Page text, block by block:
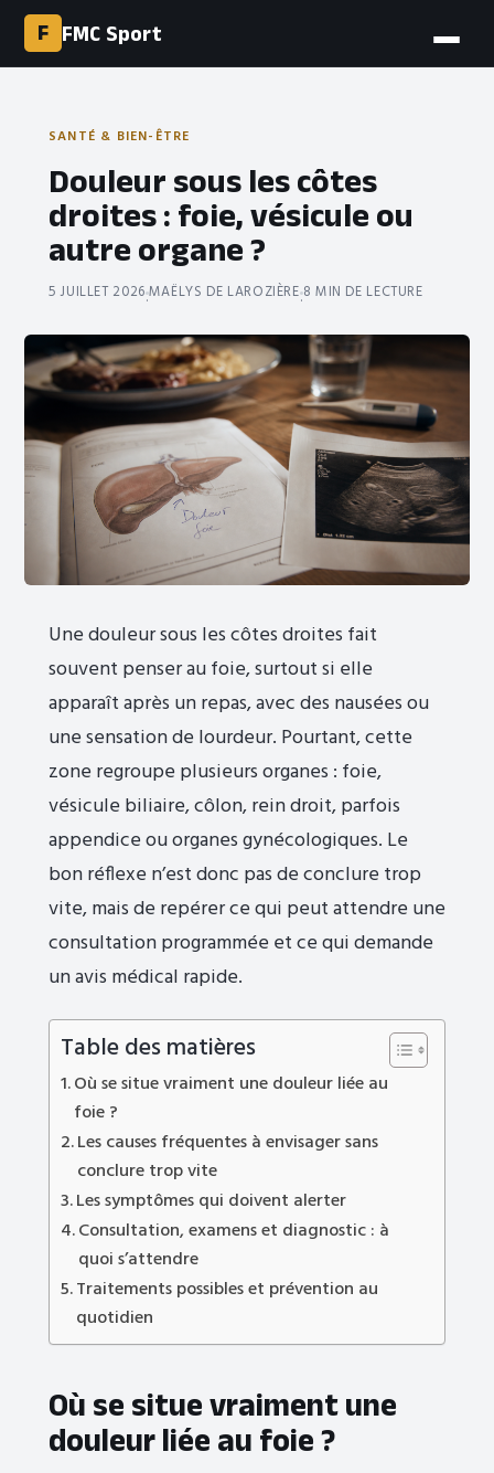
F FMC Sport
SANTÉ & BIEN-ÊTRE
Douleur sous les côtes
droites : foie, vésicule ou
autre organe ?
5 JUILLET 2026·MAËLYS DE LAROZIÈRE·8 MIN DE LECTURE
Une douleur sous les côtes droites fait
souvent penser au foie, surtout si elle
apparaît après un repas, avec des nausées ou
une sensation de lourdeur. Pourtant, cette
zone regroupe plusieurs organes : foie,
vésicule biliaire, côlon, rein droit, parfois
appendice ou organes gynécologiques. Le
bon réflexe n’est donc pas de conclure trop
vite, mais de repérer ce qui peut attendre une
consultation programmée et ce qui demande
un avis médical rapide.
Table des matières
Où se situe vraiment une douleur liée au
foie ?
Les causes fréquentes à envisager sans
conclure trop vite
Les symptômes qui doivent alerter
Consultation, examens et diagnostic : à
quoi s’attendre
Traitements possibles et prévention au
quotidien
Où se situe vraiment une
douleur liée au foie ?